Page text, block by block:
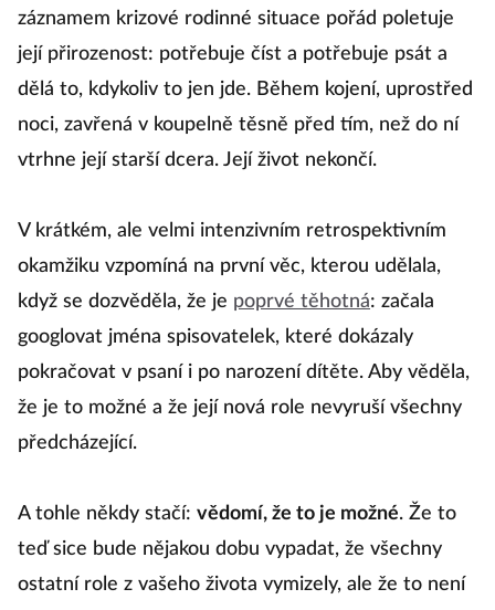
záznamem krizové rodinné situace pořád poletuje
její přirozenost: potřebuje číst a potřebuje psát a
dělá to, kdykoliv to jen jde. Během kojení, uprostřed
noci, zavřená v koupelně těsně před tím, než do ní
vtrhne její starší dcera. Její život nekončí.
V krátkém, ale velmi intenzivním retrospektivním
okamžiku vzpomíná na první věc, kterou udělala,
když se dozvěděla, že je poprvé těhotná: začala
googlovat jména spisovatelek, které dokázaly
pokračovat v psaní i po narození dítěte. Aby věděla,
že je to možné a že její nová role nevyruší všechny
předcházející.
A tohle někdy stačí: vědomí, že to je možné. Že to
teď sice bude nějakou dobu vypadat, že všechny
ostatní role z vašeho života vymizely, ale že to není